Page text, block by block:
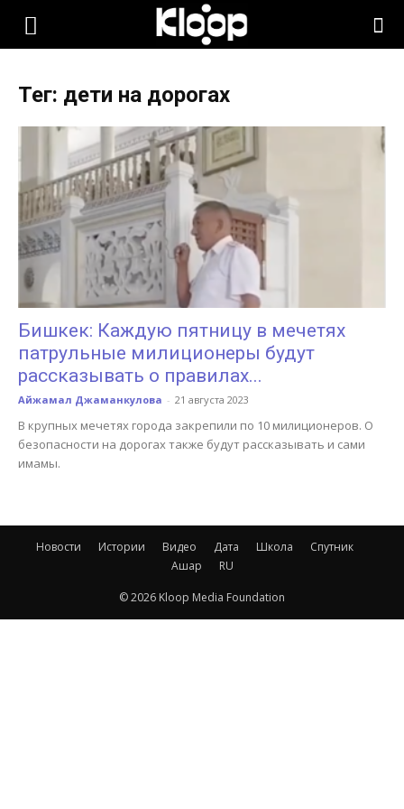
KLOOP.KG
Новости
Кыргызстана
Тег: дети на дорогах
Бишкек: Каждую пятницу в мечетях
патрульные милиционеры будут
рассказывать о правилах...
Айжамал Джаманкулова - 21 августа 2023
В крупных мечетях города закрепили по 10 милиционеров. О
безопасности на дорогах также будут рассказывать и сами
имамы.
Новости Истории Видео Дата Школа
Спутник
Ашар
RU
© 2026 Kloop Media Foundation